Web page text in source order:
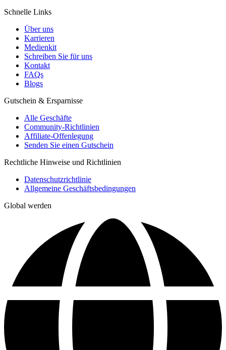
Schnelle Links
Über uns
Karrieren
Medienkit
Schreiben Sie für uns
Kontakt
FAQs
Blogs
Gutschein & Ersparnisse
Alle Geschäfte
Community-Richtlinien
Affiliate-Offenlegung
Senden Sie einen Gutschein
Rechtliche Hinweise und Richtlinien
Datenschutzrichtlinie
Allgemeine Geschäftsbedingungen
Global werden